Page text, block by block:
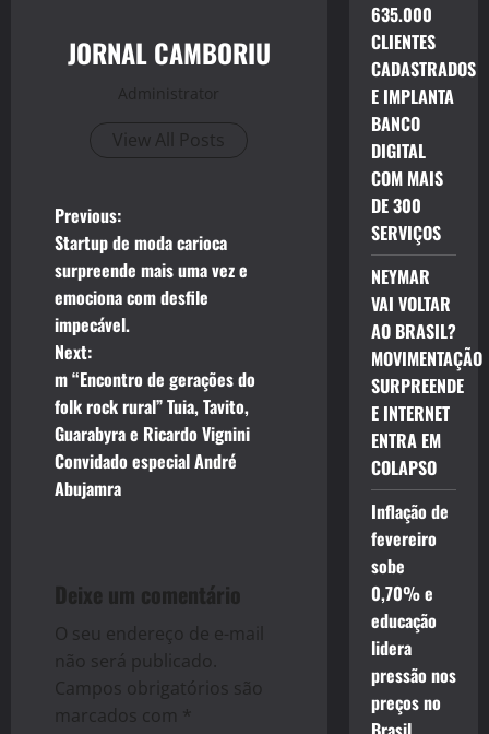
JORNAL CAMBORIU
Administrator
View All Posts
P
o
s
t
n
a
v
g
a
t
Previous:
Startup de moda carioca
surpreende mais uma vez e
emociona com desfile
impecável.
Next:
m “Encontro de gerações do
folk rock rural” Tuia, Tavito,
Guarabyra e Ricardo Vignini
Convidado especial André
Abujamra
Deixe um comentário
O seu endereço de e-mail
não será publicado.
Campos obrigatórios são
marcados com *
635.000
CLIENTES
CADASTRADOS
E IMPLANTA
BANCO
DIGITAL
COM MAIS
DE 300
SERVIÇOS
NEYMAR
VAI VOLTAR
AO BRASIL?
MOVIMENTAÇÃO
SURPREENDE
E INTERNET
ENTRA EM
COLAPSO
Inflação de
fevereiro
sobe
0,70% e
educação
lidera
pressão nos
preços no